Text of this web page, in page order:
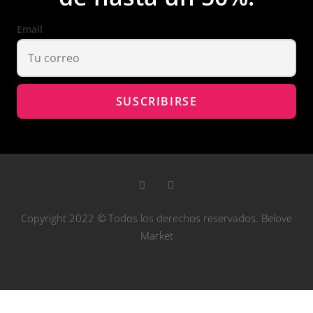
Email
Copyright 2022 © Todos los derechos reservados. Belove
Market